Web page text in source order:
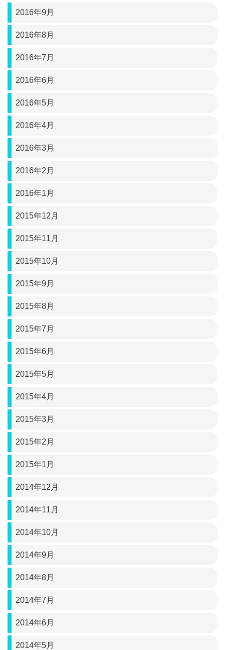
2016年9月
2016年8月
2016年7月
2016年6月
2016年5月
2016年4月
2016年3月
2016年2月
2016年1月
2015年12月
2015年11月
2015年10月
2015年9月
2015年8月
2015年7月
2015年6月
2015年5月
2015年4月
2015年3月
2015年2月
2015年1月
2014年12月
2014年11月
2014年10月
2014年9月
2014年8月
2014年7月
2014年6月
2014年5月